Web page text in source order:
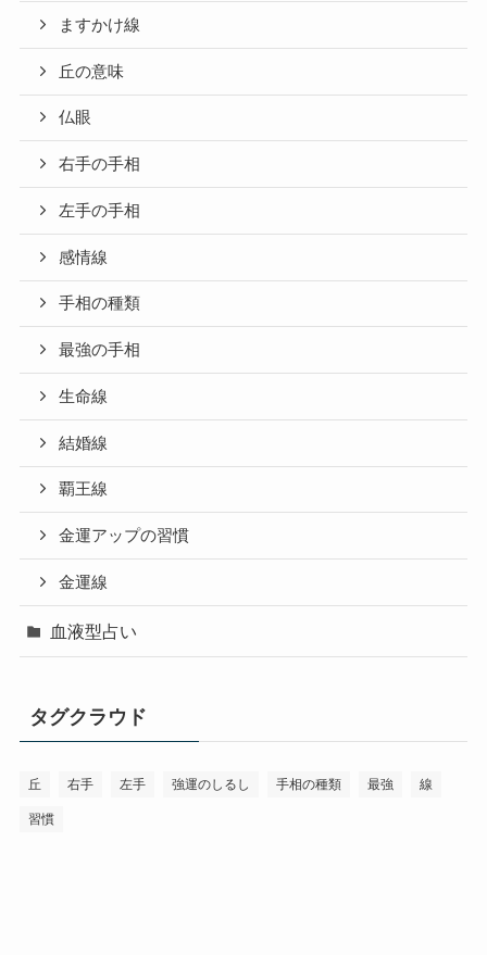
ますかけ線
丘の意味
仏眼
右手の手相
左手の手相
感情線
手相の種類
最強の手相
生命線
結婚線
覇王線
金運アップの習慣
金運線
血液型占い
タグクラウド
丘 右手 左手 強運のしるし 手相の種類 最強 線
習慣